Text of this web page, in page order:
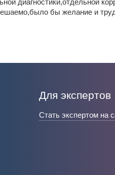
диагностики,отдельной
бы желание и
Для экспертов
Стать экспертом на